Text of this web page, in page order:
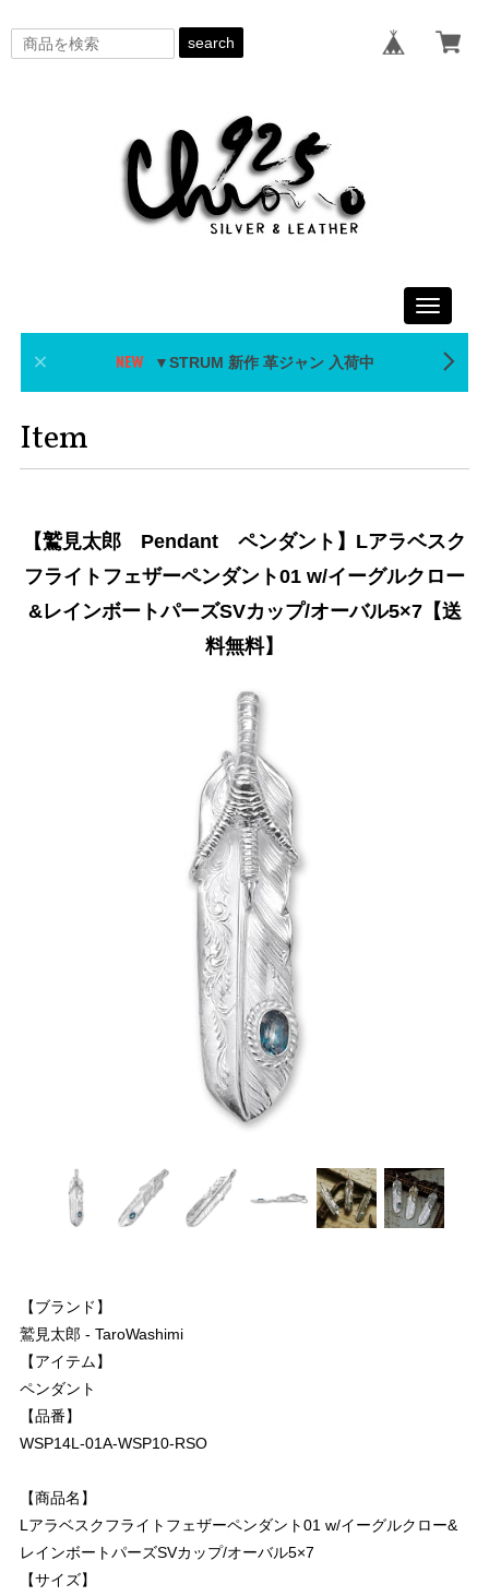
search
Toggle
▼STRUM 新作 革ジャン 入荷中
Item
【鷲見太郎 Pendant ペンダント】Lアラベスク
フライトフェザーペンダント01 w/イーグルクロー
&レインボートパーズSVカップ/オーバル5×7【送
料無料】
【ブランド】
鷲見太郎 - TaroWashimi
【アイテム】
ペンダント
【品番】
WSP14L-01A-WSP10-RSO
【商品名】
Lアラベスクフライトフェザーペンダント01 w/イーグルクロー&
レインボートパーズSVカップ/オーバル5×7
【サイズ】